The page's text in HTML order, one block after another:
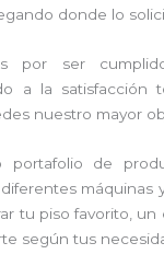
donde lo
por ser
a la satisfacción
nuestro mayor
portafolio de
máquinas
tu piso favorito,
según tus